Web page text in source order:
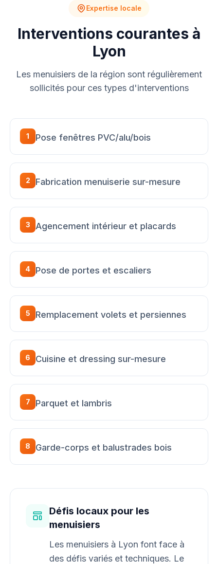
Expertise locale
Interventions courantes à
Lyon
Les menuisiers de la région sont régulièrement
sollicités pour ces types d'interventions
1 Pose fenêtres PVC/alu/bois
2 Fabrication menuiserie sur-mesure
3 Agencement intérieur et placards
4 Pose de portes et escaliers
5 Remplacement volets et persiennes
6 Cuisine et dressing sur-mesure
7 Parquet et lambris
8 Garde-corps et balustrades bois
Défis locaux pour les
menuisiers
Les menuisiers à Lyon font face à
des défis variés et techniques. Le